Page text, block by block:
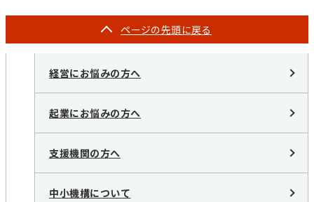
ページの先頭に戻る
経営にお悩みの方へ
起業にお悩みの方へ
支援機関の方へ
中小機構について